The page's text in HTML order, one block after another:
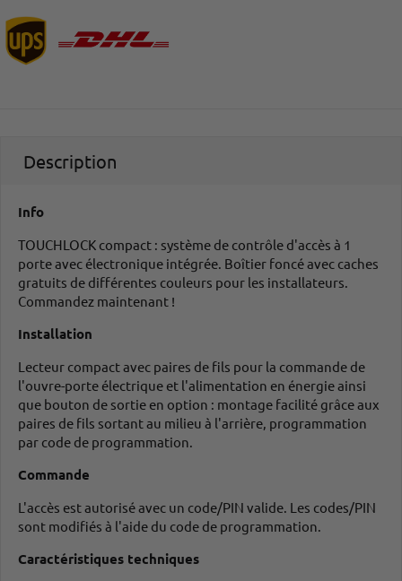
Description
Info
TOUCHLOCK compact : système de contrôle d'accès à 1
porte avec électronique intégrée. Boîtier foncé avec caches
gratuits de différentes couleurs pour les installateurs.
Commandez maintenant !
Installation
Lecteur compact avec paires de fils pour la commande de
l'ouvre-porte électrique et l'alimentation en énergie ainsi
que bouton de sortie en option : montage facilité grâce aux
paires de fils sortant au milieu à l'arrière, programmation
par code de programmation.
Commande
L'accès est autorisé avec un code/PIN valide. Les codes/PIN
sont modifiés à l'aide du code de programmation.
Caractéristiques techniques